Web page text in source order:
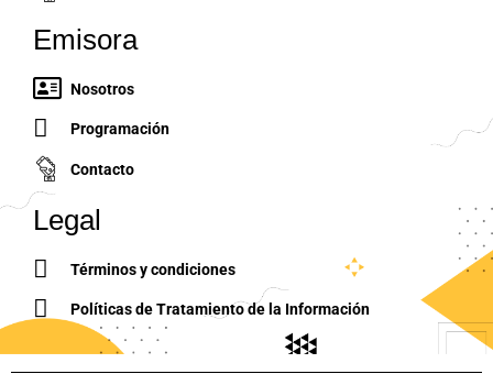
Emisora
Nosotros
Programación
Contacto
Legal
Términos y condiciones
Políticas de Tratamiento de la Información